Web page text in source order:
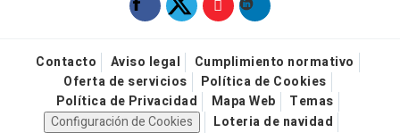
Contacto Aviso legal
Cumplimiento normativo
Oferta de servicios
Política de Cookies
Política de Privacidad
Mapa Web
Temas
Configuración de Cookies
Loteria de navidad